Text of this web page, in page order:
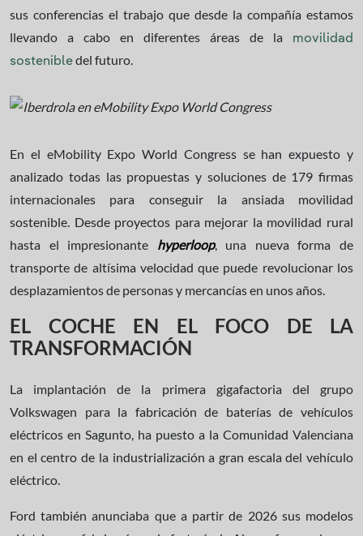
sus conferencias el trabajo que desde la compañía estamos
llevando a cabo en diferentes áreas de la
movilidad
sostenibledel futuro.
En el eMobility Expo World Congress se han expuesto y
analizado todas las propuestas y soluciones de 179 firmas
internacionales para conseguir la ansiada movilidad
sostenible. Desde proyectos para mejorar la movilidad rural
hasta el impresionante hyperloop, una nueva forma de
transporte de altísima velocidad que puede revolucionar los
desplazamientos de personas y mercancías en unos años.
EL COCHE EN EL FOCO DE LA
TRANSFORMACIÓN
La implantación de la primera gigafactoria del grupo
Volkswagen para la fabricación de baterías de vehículos
eléctricos en Sagunto, ha puesto a la Comunidad Valenciana
en el centro de la industrialización a gran escala del vehículo
eléctrico.
Ford también anunciaba que a partir de 2026 sus modelos